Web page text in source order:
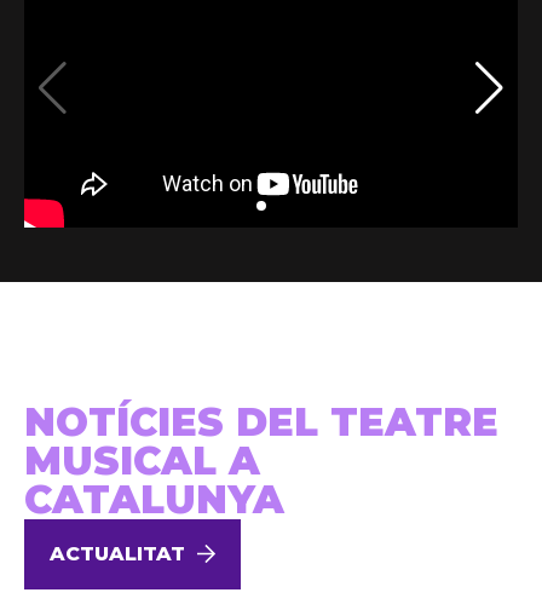
NOTÍCIES DEL TEATRE
MUSICAL A
CATALUNYA
ACTUALITAT